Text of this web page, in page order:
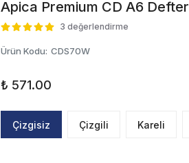
Apica Premium CD A6 Defter
3 değerlendirme
Ürün Kodu: CDS70W
₺ 571.00
Çizgisiz Çizgili Kareli